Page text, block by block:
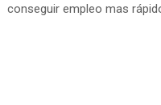
conseguir empleo mas